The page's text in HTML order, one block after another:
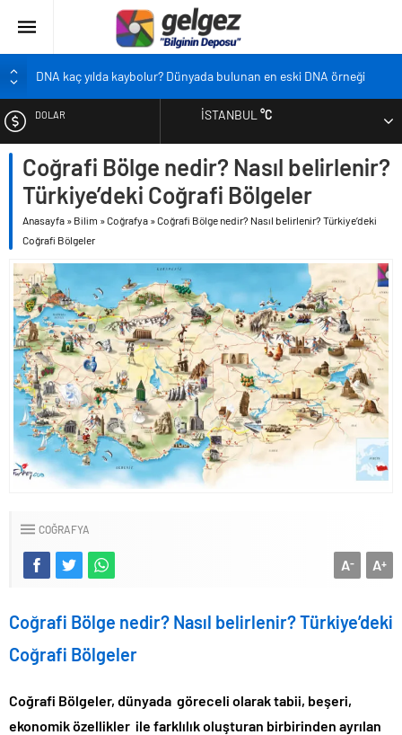
DNA kaç yılda kaybolur? Dünyada bulunan en eski DNA örneği
Pandemi bebekleri neden diğer bebeklerden farklı?
Siyah çay içmek ölüm riskini azaltıyor
Çocukların boyu artık önceden belirlenebilecek
DOLAR
EURO
ALTIN
BIST
İSTANBUL°C
Coğrafi Bölge nedir? Nasıl belirlenir?
Türkiye’deki Coğrafi Bölgeler
Anasayfa » Bilim »Coğrafya »Coğrafi Bölge nedir? Nasıl belirlenir? Türkiye’deki
Coğrafi Bölgeler
COĞRAFYA
A+
A-
Coğrafi Bölge nedir? Nasıl belirlenir? Türkiye’deki
Coğrafi Bölgeler
Coğrafi Bölgeler, dünyada göreceli olarak tabii, beşeri,
ekonomik özellikler ile farklılık oluşturan birbirinden ayrılan